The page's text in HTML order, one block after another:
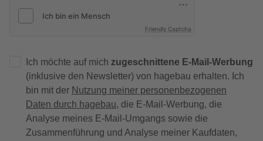
Friendly Captcha
Ich möchte auf mich zugeschnittene E-Mail-Werbung
(inklusive den Newsletter) von hagebau erhalten. Ich
bin mit der Nutzung meiner personenbezogenen
Daten durch hagebau, die E-Mail-Werbung, die
Analyse meines E-Mail-Umgangs sowie die
Zusammenführung und Analyse meiner Kaufdaten,